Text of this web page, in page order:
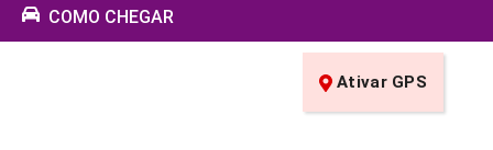
COMO CHEGAR
Ativar GPS